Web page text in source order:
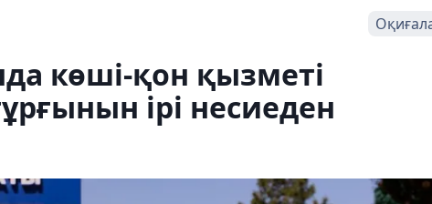
көші-қон қызметі
ірі несиеден